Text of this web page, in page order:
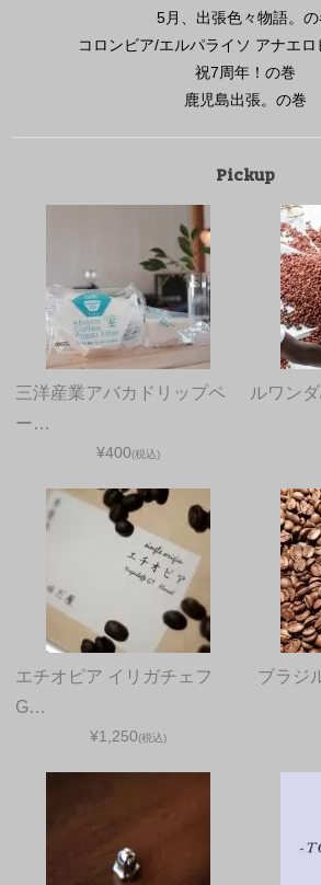
5月、出張色々物語。の
コロンビア/エルパライソ アナエ
祝7周年！の巻
鹿児島出張。の巻
Pickup
三洋産業アバカドリップペ
ー…
¥400(税込)
ルワン
エチオピア イリガチェフ
G…
¥1,250(税込)
ブラ